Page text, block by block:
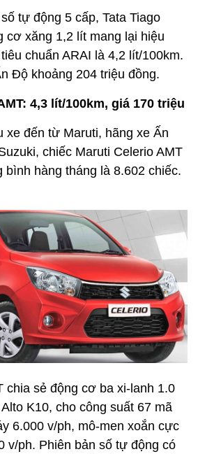
tự động 5 cấp, Tata Tiago
cơ xăng 1,2 lít mang lại hiệu
chuẩn ARAI là 4,2 lít/100km.
Độ khoảng 204 triệu đồng.
4,3 lít/100km, giá 170 triệu
xe đến từ Maruti, hãng xe Ấn
chiếc Maruti Celerio AMT
hàng tháng là 8.602 chiếc.
chia sẻ động cơ ba xi-lanh 1.0
K10, cho công suất 67 mã
6.000 v/ph, mô-men xoắn cực
v/ph. Phiên bản số tự động có